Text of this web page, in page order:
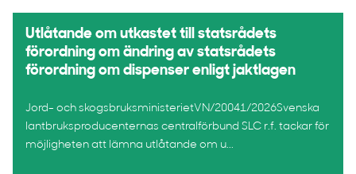
Utlåtande om utkastet till statsrådets
förordning om ändring av statsrådets
förordning om dispenser enligt jaktlagen
Jord- och skogsbruksministerietVN/20041/2026Svenska
lantbruksproducenternas centralförbund SLC r.f. tackar för
möjligheten att lämna utlåtande om u...